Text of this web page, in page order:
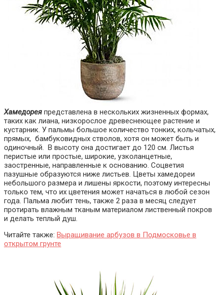
Хамедорея представлена в нескольких жизненных формах,
таких как лиана, низкорослое древеснеющее растение и
кустарник. У пальмы большое количество тонких, кольчатых,
прямых, бамбуковидных стволов, хотя он может быть и
одиночный. В высоту она достигает до 120 см. Листья
перистые или простые, широкие, узколанцетные,
заостренные, направленные к основанию. Соцветия
пазушные образуются ниже листьев. Цветы хамедореи
небольшого размера и лишены яркости, поэтому интересны
только тем, что их цветения может начаться в любой сезон
года. Пальма любит тень, также 2 раза в месяц следует
протирать влажным тканым материалом лиственный покров
и делать теплый душ.
Читайте также: Выращивание арбузов в Подмосковье в
открытом грунте